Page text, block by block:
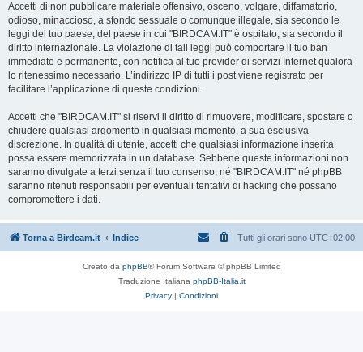
Accetti di non pubblicare materiale offensivo, osceno, volgare, diffamatorio,
odioso, minaccioso, a sfondo sessuale o comunque illegale, sia secondo le
leggi del tuo paese, del paese in cui "BIRDCAM.IT" è ospitato, sia secondo il
diritto internazionale. La violazione di tali leggi può comportare il tuo ban
immediato e permanente, con notifica al tuo provider di servizi Internet qualora
lo ritenessimo necessario. L’indirizzo IP di tutti i post viene registrato per
facilitare l’applicazione di queste condizioni.
Accetti che "BIRDCAM.IT" si riservi il diritto di rimuovere, modificare, spostare o
chiudere qualsiasi argomento in qualsiasi momento, a sua esclusiva
discrezione. In qualità di utente, accetti che qualsiasi informazione inserita
possa essere memorizzata in un database. Sebbene queste informazioni non
saranno divulgate a terzi senza il tuo consenso, né "BIRDCAM.IT" né phpBB
saranno ritenuti responsabili per eventuali tentativi di hacking che possano
compromettere i dati.
Torna a Birdcam.it Indice Tutti gli orari sono UTC+02:00
Creato da phpBB® Forum Software © phpBB Limited
Traduzione Italiana phpBB-Italia.it
Privacy | Condizioni